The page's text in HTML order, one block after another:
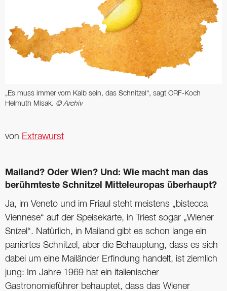
„Es muss immer vom Kalb sein, das Schnitzel“, sagt ORF-Koch
Helmuth Misak. © Archiv
von Extrawurst
Mailand? Oder Wien? Und: Wie macht man das
berühmteste Schnitzel Mitteleuropas überhaupt?
Ja, im Veneto und im Friaul steht meistens „bistecca
Viennese“ auf der Speisekarte, in Triest sogar „Wiener
Snízel“. Natürlich, in Mailand gibt es schon lange ein
paniertes Schnitzel, aber die Behauptung, dass es sich
dabei um eine Mailänder Erfindung handelt, ist ziemlich
jung: Im Jahre 1969 hat ein italienischer
Gastronomieführer behauptet, dass das Wiener